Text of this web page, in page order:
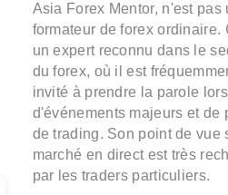
Asia Forex Mentor, n'est pas
formateur de forex ordinaire.
un expert reconnu dans le
du forex, où il est
invité à prendre la parole lors
d'événements majeurs et de
de trading. Son point de vue
marché en direct est très
par les traders particuliers.